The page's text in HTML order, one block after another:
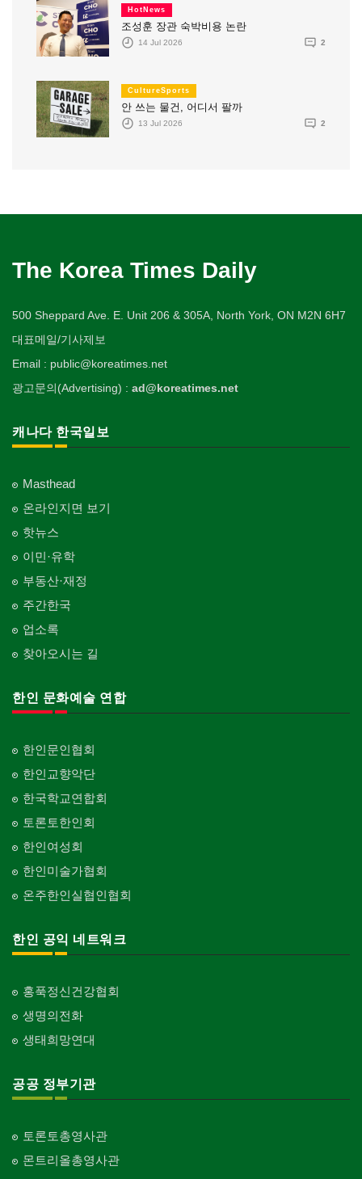
HotNews
조성훈 장관 숙박비용 논란
14 Jul 2026 2
CultureSports
안 쓰는 물건, 어디서 팔까
13 Jul 2026 2
The Korea Times Daily
500 Sheppard Ave. E. Unit 206 & 305A, North York, ON M2N 6H7
대표메일/기사제보
Email : public@koreatimes.net
광고문의(Advertising) : ad@koreatimes.net
캐나다 한국일보
Masthead
온라인지면 보기
핫뉴스
이민·유학
부동산·재정
주간한국
업소록
찾아오시는 길
한인 문화예술 연합
한인문인협회
한인교향악단
한국학교연합회
토론토한인회
한인여성회
한인미술가협회
온주한인실협인협회
한인 공익 네트워크
홍푹정신건강협회
생명의전화
생태희망연대
공공 정부기관
토론토총영사관
몬트리올총영사관